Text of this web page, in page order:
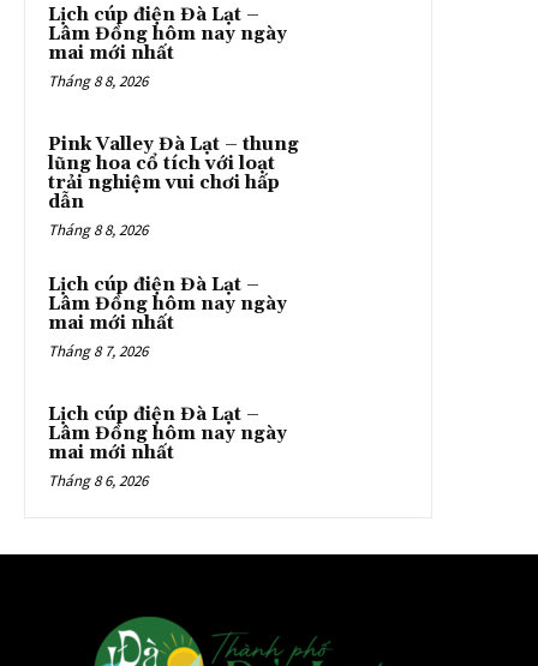
Lịch cúp điện Đà Lạt –
Lâm Đồng hôm nay ngày
mai mới nhất
Tháng 8 8, 2026
Pink Valley Đà Lạt – thung
lũng hoa cổ tích với loạt
trải nghiệm vui chơi hấp
dẫn
Tháng 8 8, 2026
Lịch cúp điện Đà Lạt –
Lâm Đồng hôm nay ngày
mai mới nhất
Tháng 8 7, 2026
Lịch cúp điện Đà Lạt –
Lâm Đồng hôm nay ngày
mai mới nhất
Tháng 8 6, 2026